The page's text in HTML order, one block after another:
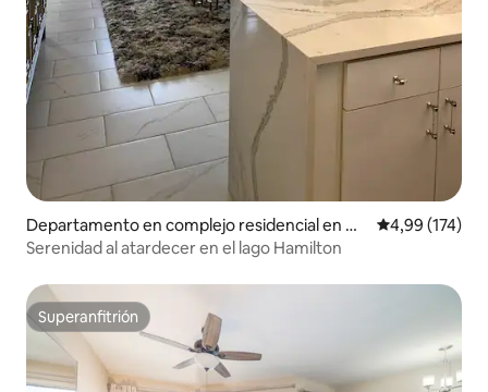
Departamento en complejo residencial en Ho
t Springs
Calificación
4,99 (174)
Serenidad al atardecer en el lago Hamilton
Superanfitrión
Superanfitrión